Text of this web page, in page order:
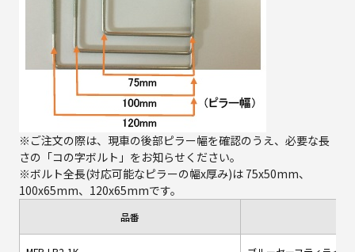
※ご注文の際は、現車の後部ピラー幅を確認のうえ、必要な長
さの「コの字ボルト」をお知らせください。
※ボルト全長(対応可能なピラーの幅x厚み)は 75x50mm、
100x65mm、120x65mmです。
品番